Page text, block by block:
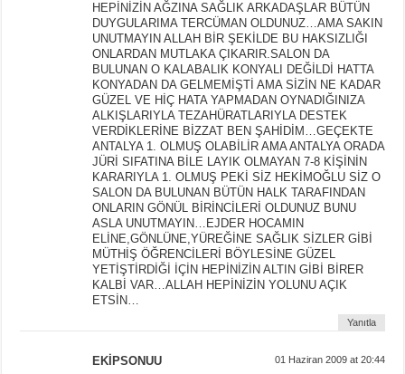
HEPİNİZİN AĞZINA SAĞLIK ARKADAŞLAR BÜTÜN
DUYGULARIMA TERCÜMAN OLDUNUZ…AMA SAKIN
UNUTMAYIN ALLAH BİR ŞEKİLDE BU HAKSIZLIĞI
ONLARDAN MUTLAKA ÇIKARIR.SALON DA
BULUNAN O KALABALIK KONYALI DEĞİLDİ HATTA
KONYADAN DA GELMEMİŞTİ AMA SİZİN NE KADAR
GÜZEL VE HİÇ HATA YAPMADAN OYNADIĞINIZA
ALKIŞLARIYLA TEZAHÜRATLARIYLA DESTEK
VERDİKLERİNE BİZZAT BEN ŞAHİDİM…GEÇEKTE
ANTALYA 1. OLMUŞ OLABİLİR AMA ANTALYA ORADA
JÜRİ SIFATINA BİLE LAYIK OLMAYAN 7-8 KİŞİNİN
KARARIYLA 1. OLMUŞ PEKİ SİZ HEKİMOĞLU SİZ O
SALON DA BULUNAN BÜTÜN HALK TARAFINDAN
ONLARIN GÖNÜL BİRİNCİLERİ OLDUNUZ BUNU
ASLA UNUTMAYIN…EJDER HOCAMIN
ELİNE,GÖNLÜNE,YÜREĞİNE SAĞLIK SİZLER GİBİ
MÜTHİŞ ÖĞRENCİLERİ BÖYLESİNE GÜZEL
YETİŞTİRDİĞİ İÇİN HEPİNİZİN ALTIN GİBİ BİRER
KALBİ VAR…ALLAH HEPİNİZİN YOLUNU AÇIK
ETSİN…
Yanıtla
EKİPSONUU 01 Haziran 2009 at 20:44